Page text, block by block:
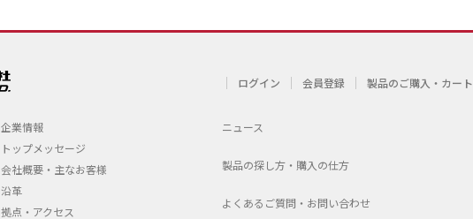
ログイン 会員登録 製品のご購入・カート
企業情報
トップメッセージ
会社概要・主なお客様
沿革
拠点・アクセス
ニュース
製品の探し方・購入の仕方
よくあるご質問・お問い合わせ